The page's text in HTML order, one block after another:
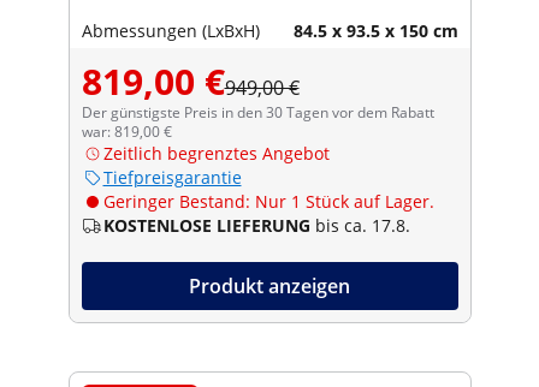
Abmessungen (LxBxH) 84.5 x 93.5 x 150 cm
819,00 €949,00 €
Der günstigste Preis in den 30 Tagen vor dem Rabatt
war: 819,00 €
Zeitlich begrenztes Angebot
Tiefpreisgarantie
Geringer Bestand: Nur 1 Stück auf Lager.
KOSTENLOSE LIEFERUNG bis ca. 17.8.
Produkt anzeigen